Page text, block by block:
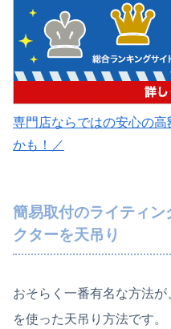
専門店ならではの安心の
かも！／
簡易取付のライティン
クターを天吊り
おそらく一番有名な方法
を使った天吊り方法です。